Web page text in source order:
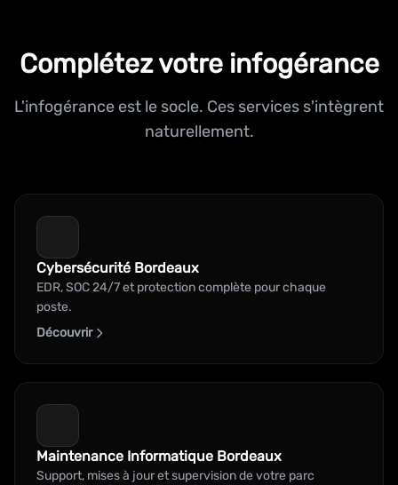
Complétez votre infogérance
L'infogérance est le socle. Ces services s'intègrent
naturellement.
Cybersécurité Bordeaux
EDR, SOC 24/7 et protection complète pour chaque
poste.
Découvrir
Maintenance Informatique Bordeaux
Support, mises à jour et supervision de votre parc